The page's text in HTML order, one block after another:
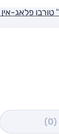
(0)